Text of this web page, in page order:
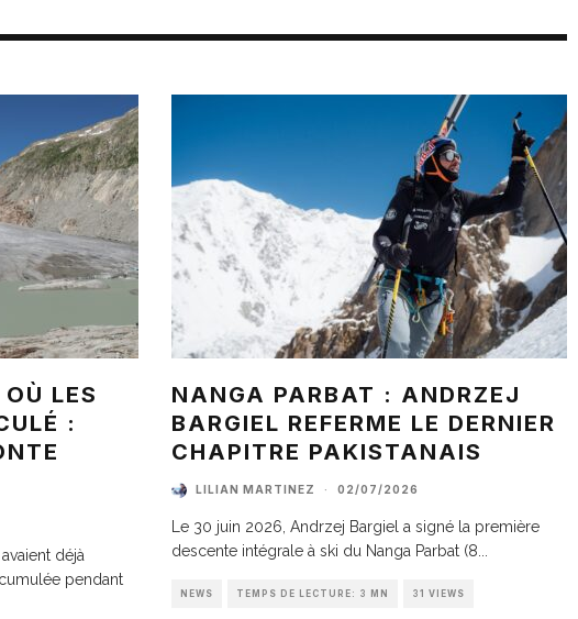
LES
:
déjà
pendant
NANGA PARBAT : ANDRZEJ
BARGIEL REFERME LE DERNIER
CHAPITRE PAKISTANAIS
LILIAN MARTINEZ · 02/07/2026
Le 30 juin 2026, Andrzej Bargiel a signé la première
descente intégrale à ski du Nanga Parbat (8
NEWS TEMPS DE LECTURE: 3 MN 31 VIEWS